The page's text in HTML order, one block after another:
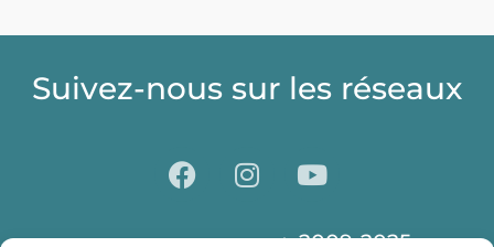
Suivez-nous sur les réseaux